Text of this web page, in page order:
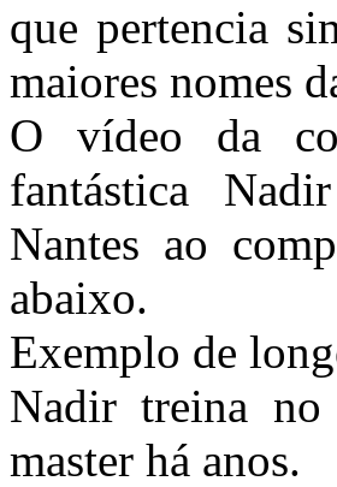
que pertencia
maiores nomes
O vídeo da
fantástica
Nantes ao
abaixo.
Exemplo de
Nadir treina no
master há anos.